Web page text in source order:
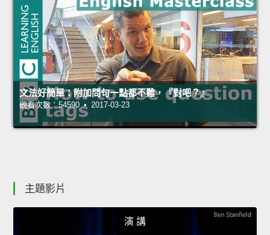
文法好簡單：附加問句一點都不難，『對吧？』
觀看次數：54590 • 2017-03-23
主題影片
演 講